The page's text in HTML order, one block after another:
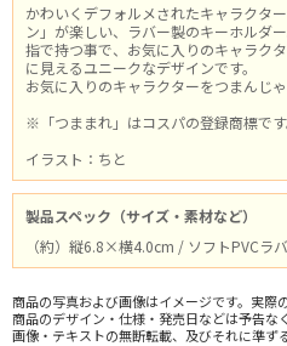
かわいくデフォルメされたキャラクタ
ン」が楽しい、ラバー製のキーホルダー
指で持つ事で、お気に入りのキャラク
に見えるユニークなデザインです。
お気に入りのキャラクターをつまんじゃ
※「つままれ」はコスパの登録商標です
イラスト：ちと
製品スペック（サイズ・素材など）
（約）縦6.8×横4.0cm / ソフトPVCラ
商品の写真および画像はイメージです。実際
商品のデザイン・仕様・発売日などは予告な
画像・テキストの無断転載、及びそれに準ず